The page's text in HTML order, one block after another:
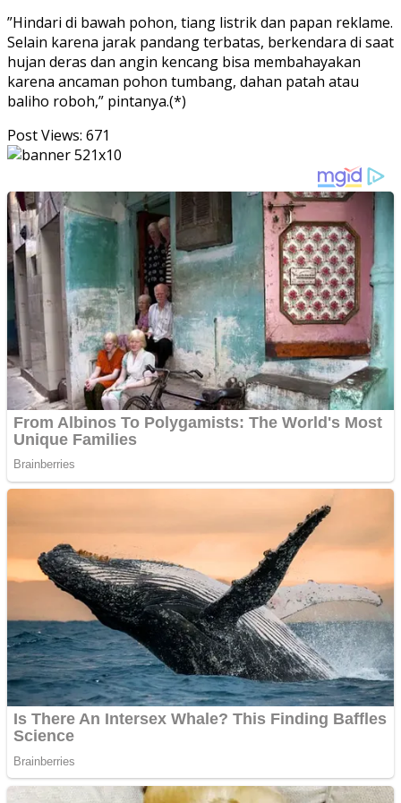
”Hindari di bawah pohon, tiang listrik dan papan reklame.
Selain karena jarak pandang terbatas, berkendara di saat
hujan deras dan angin kencang bisa membahayakan
karena ancaman pohon tumbang, dahan patah atau
baliho roboh,” pintanya.(*)
Post Views: 671